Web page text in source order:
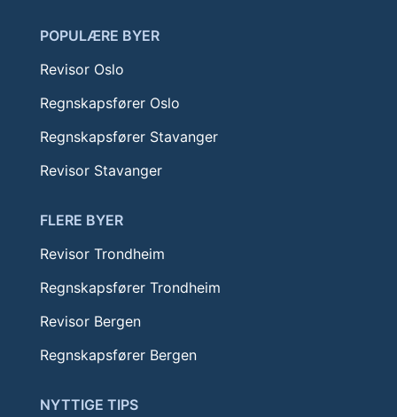
POPULÆRE BYER
Revisor Oslo
Regnskapsfører Oslo
Regnskapsfører Stavanger
Revisor Stavanger
FLERE BYER
Revisor Trondheim
Regnskapsfører Trondheim
Revisor Bergen
Regnskapsfører Bergen
NYTTIGE TIPS